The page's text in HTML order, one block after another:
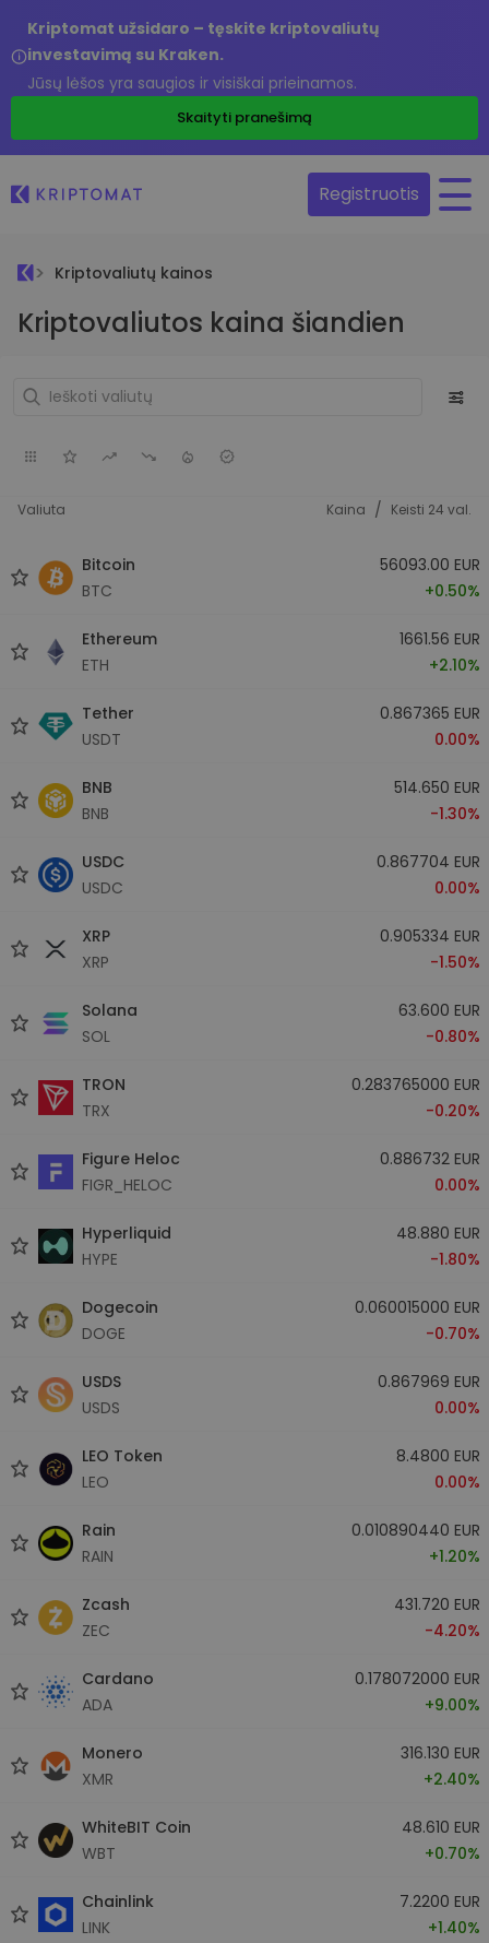
Kriptomat užsidaro – tęskite kriptovaliutų
investavimą su Kraken.
Jūsų lėšos yra saugios ir visiškai prieinamos.
Skaityti pranešimą
Registruotis
Kriptovaliutų kainos
Kriptovaliutos kaina šiandien
Valiuta Kaina / Keisti 24 val.
Bitcoin
BTC
56093.00 EUR
+0.50%
Ethereum
ETH
1661.56 EUR
+2.10%
Tether
USDT
0.867365 EUR
0.00%
BNB
BNB
514.650 EUR
-1.30%
USDC
USDC
0.867704 EUR
0.00%
XRP
XRP
0.905334 EUR
-1.50%
Solana
SOL
63.600 EUR
-0.80%
TRON
TRX
0.283765000 EUR
-0.20%
Figure Heloc
FIGR_HELOC
0.886732 EUR
0.00%
Hyperliquid
HYPE
48.880 EUR
-1.80%
Dogecoin
DOGE
0.060015000 EUR
-0.70%
USDS
USDS
0.867969 EUR
0.00%
LEO Token
LEO
8.4800 EUR
0.00%
Rain
RAIN
0.010890440 EUR
+1.20%
Zcash
ZEC
431.720 EUR
-4.20%
Cardano
ADA
0.178072000 EUR
+9.00%
Monero
XMR
316.130 EUR
+2.40%
WhiteBIT Coin
WBT
48.610 EUR
+0.70%
Chainlink
LINK
7.2200 EUR
+1.40%